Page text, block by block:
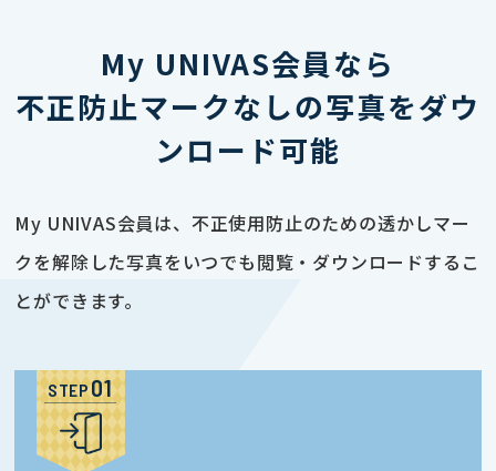
My UNIVAS会員なら
不正防止マークなしの写真をダウ
ンロード可能
My UNIVAS会員は、不正使用防止のための透かしマー
クを解除した写真をいつでも閲覧・ダウンロードするこ
とができます。
STEP